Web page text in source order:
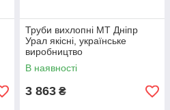
Труби вихлопні МТ Дніпр
Урал якісні, українське
виробництво
В наявності
3 863 ₴